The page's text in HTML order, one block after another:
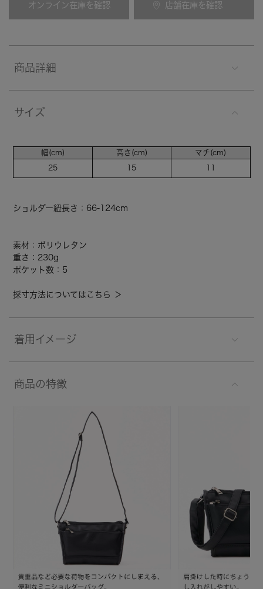
オンライン在庫を確認 店舗在庫を確認
商品詳細
サイズ
幅(cm)
25
高さ(cm)
15
マチ(cm)
ショルダー紐長さ：66-124cm
素材：ポリウレタン
重さ：230g
ポケット数：5
採寸方法についてはこちら ＞
着用イメージ
商品の特徴